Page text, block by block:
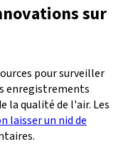
sur
pour surveiller
enregistrements
la qualité de l'air. Les
laisser un nid de